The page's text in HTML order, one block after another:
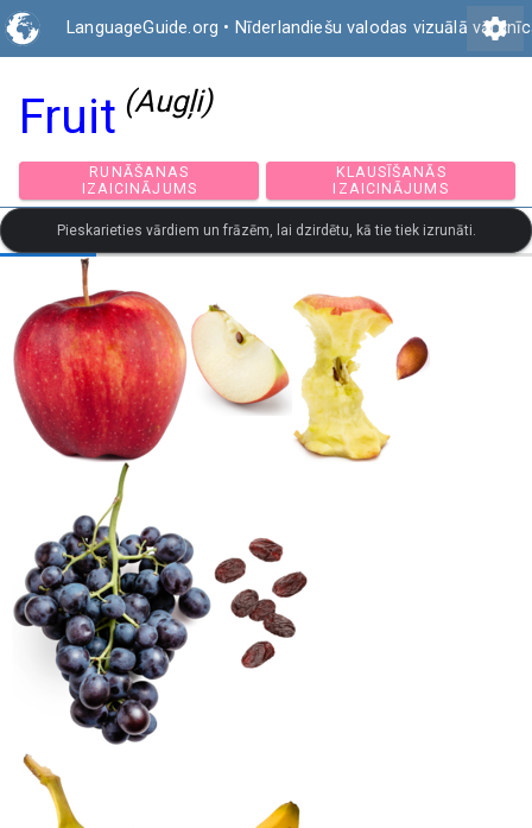
LanguageGuide.org • Nīderlandiešu valodas vizuālā settings
Fruit (Augļi)
RUNĀŠANAS
IZAICINĀJUMS
KLAUSĪŠANĀS
IZAICINĀJUMS
Pieskarieties vārdiem un frāzēm, lai dzirdētu, kā tie tiek izrunāti.